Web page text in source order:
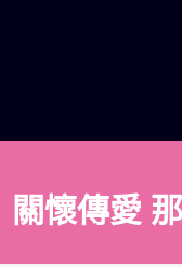
關懷傳愛